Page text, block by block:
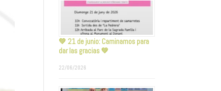
💚 21 de junio: Caminamos para
dar las gracias 💚
22/06/2026